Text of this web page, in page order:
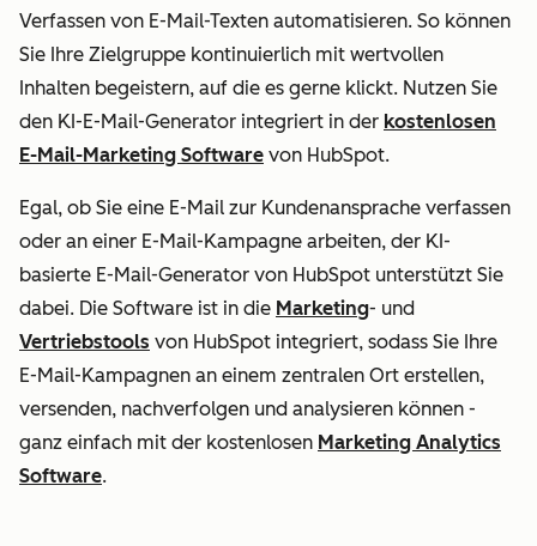
Verfassen von E-Mail-Texten automatisieren. So können
Sie Ihre Zielgruppe kontinuierlich mit wertvollen
Inhalten begeistern, auf die es gerne klickt. Nutzen Sie
den KI-E-Mail-Generator integriert in der kostenlosen
E-Mail-Marketing Software von HubSpot.
Egal, ob Sie eine E-Mail zur Kundenansprache verfassen
oder an einer E-Mail-Kampagne arbeiten, der KI-
basierte E-Mail-Generator von HubSpot unterstützt Sie
dabei. Die Software ist in die Marketing- und
Vertriebstools von HubSpot integriert, sodass Sie Ihre
E-Mail-Kampagnen an einem zentralen Ort erstellen,
versenden, nachverfolgen und analysieren können -
ganz einfach mit der kostenlosen Marketing Analytics
Software.